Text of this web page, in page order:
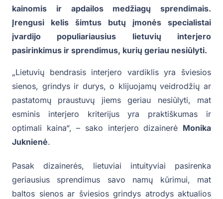
kainomis ir apdailos medžiagų sprendimais.
Įrengusi kelis šimtus butų įmonės specialistai
įvardijo populiariausius lietuvių interjero
pasirinkimus ir sprendimus, kurių geriau nesiūlyti.
„Lietuvių bendrasis interjero vardiklis yra šviesios
sienos, grindys ir durys, o klijuojamų veidrodžių ar
pastatomų praustuvų jiems geriau nesiūlyti, mat
esminis interjero kriterijus yra praktiškumas ir
optimali kaina“, – sako interjero dizainerė Monika
Juknienė.
Pasak dizainerės, lietuviai intuityviai pasirenka
geriausius sprendimus savo namų kūrimui, mat
baltos sienos ar šviesios grindys atrodys aktualios